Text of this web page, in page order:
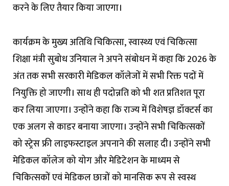
करने के लिए तैयार किया जाएगा।
कार्यक्रम के मुख्य अतिथि चिकित्सा, स्वास्थ्य एवं चिकित्सा
शिक्षा मंत्री सुबोध उनियाल ने अपने संबोधन में कहा कि 2026 के
अंत तक सभी सरकारी मेडिकल कॉलेजों में सभी रिक्त पदों में
नियुक्ति हो जाएगी। साथ ही पदोन्नति को भी शत प्रतिशत पूरा
कर लिया जाएगा। उन्होंने कहा कि राज्य में विशेषज्ञ डॉक्टर्स का
एक अलग से काडर बनाया जाएगा। उन्होंने सभी चिकित्सकों
को स्ट्रेस फ्री लाइफस्टाइल अपनाने की सलाह दी। उन्होंने सभी
मेडिकल कॉलेज को योग और मेडिटेशन के माध्यम से
चिकित्सकों एवं मेडिकल छात्रों को मानसिक रूप से स्वस्थ